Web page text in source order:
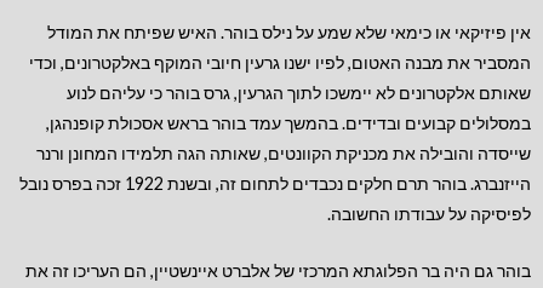
אין פיזיקאי או כימאי שלא שמע על נילס בוהר. האיש שפיתח את המודל
המסביר את מבנה האטום, לפיו ישנו גרעין חיובי המוקף באלקטרונים, וכדי
שאותם אלקטרונים לא יימשכו לתוך הגרעין, גרס בוהר כי עליהם לנוע
במסלולים קבועים ובדידים. בהמשך עמד בוהר בראש אסכולת קופנהגן,
שייסדה והובילה את מכניקת הקוונטים, שאותה הגה תלמידו המחונן ורנר
הייזנברג. בוהר תרם חלקים נכבדים לתחום זה, ובשנת 1922 זכה בפרס נובל
לפיסיקה על עבודתו החשובה.
בוהר גם היה בר הפלוגתא המרכזי של אלברט איינשטיין, הם העריכו זה את